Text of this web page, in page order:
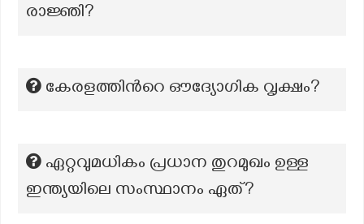
രാജ്ഞി?
കേരളത്തിന്‍റെ ഔദ്യോഗിക വൃക്ഷം?
ഏറ്റവുമധികം പ്രധാന തുറമുഖം ഉള്ള
ഇന്ത്യയിലെ സംസ്ഥാനം ഏത്?